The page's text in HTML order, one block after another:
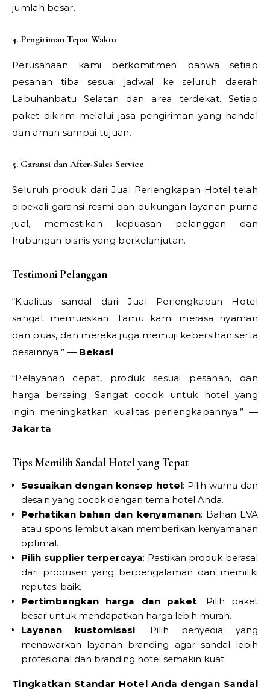
jumlah besar.
4. Pengiriman Tepat Waktu
Perusahaan kami berkomitmen bahwa setiap
pesanan tiba sesuai jadwal ke seluruh daerah
Labuhanbatu Selatan dan area terdekat. Setiap
paket dikirim melalui jasa pengiriman yang handal
dan aman sampai tujuan.
5. Garansi dan After-Sales Service
Seluruh produk dari Jual Perlengkapan Hotel telah
dibekali garansi resmi dan dukungan layanan purna
jual, memastikan kepuasan pelanggan dan
hubungan bisnis yang berkelanjutan.
Testimoni Pelanggan
“Kualitas sandal dari Jual Perlengkapan Hotel
sangat memuaskan. Tamu kami merasa nyaman
dan puas, dan mereka juga memuji kebersihan serta
desainnya.” — Bekasi
“Pelayanan cepat, produk sesuai pesanan, dan
harga bersaing. Sangat cocok untuk hotel yang
ingin meningkatkan kualitas perlengkapannya.” —
Jakarta
Tips Memilih Sandal Hotel yang Tepat
Sesuaikan dengan konsep hotel: Pilih warna dan
desain yang cocok dengan tema hotel Anda.
Perhatikan bahan dan kenyamanan: Bahan EVA
atau spons lembut akan memberikan kenyamanan
optimal.
Pilih supplier terpercaya: Pastikan produk berasal
dari produsen yang berpengalaman dan memiliki
reputasi baik.
Pertimbangkan harga dan paket: Pilih paket
besar untuk mendapatkan harga lebih murah.
Layanan kustomisasi: Pilih penyedia yang
menawarkan layanan branding agar sandal lebih
profesional dan branding hotel semakin kuat.
Tingkatkan Standar Hotel Anda dengan Sandal